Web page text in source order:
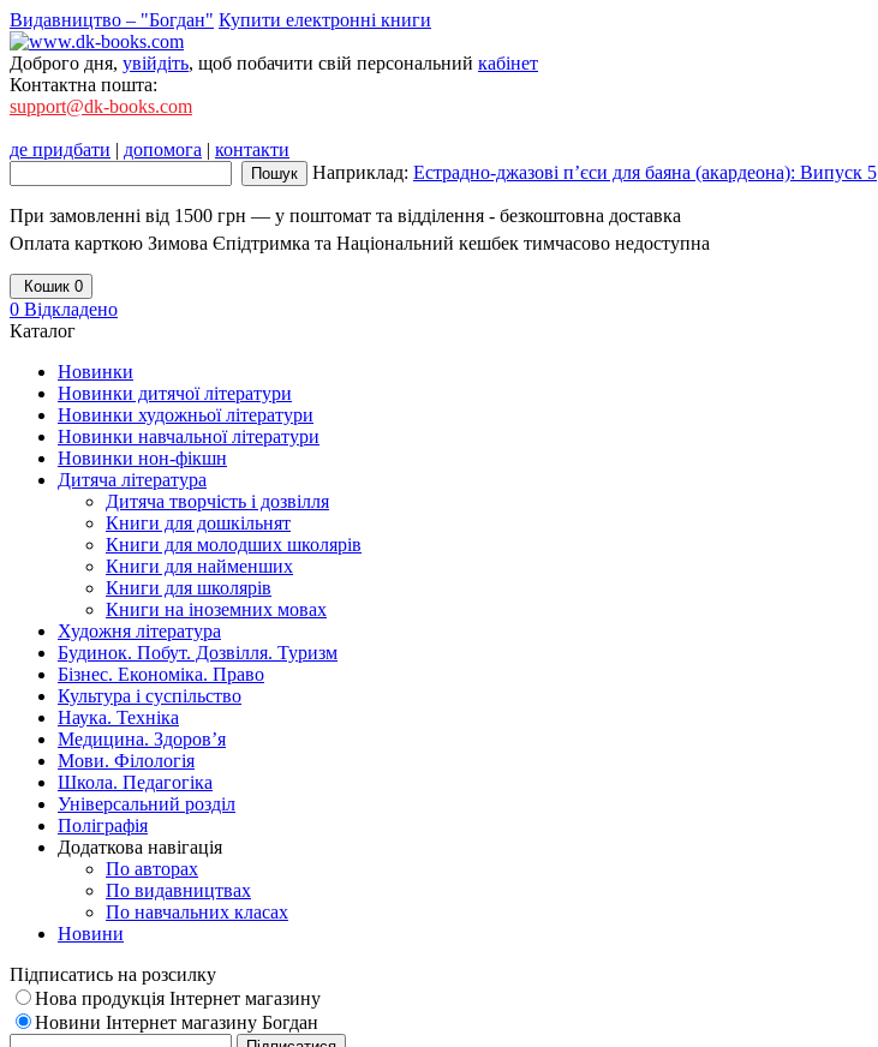
Видавництво – "Богдан" Купити електронні книги
Доброго дня, увійдіть, щоб побачити свій персональний кабінет
Контактна пошта:
support@dk-books.com
де придбати | допомога | контакти
Наприклад: Естрадно-джазові п’єси для баяна (акардеона): Випуск 5
При замовленні від 1500 грн — у поштомат та відділення - безкоштовна доставка
Оплата карткою Зимова Єпідтримка та Національний кешбек тимчасово недоступна
Кошик 0
0 Відкладено
Каталог
Новинки
Новинки дитячої літератури
Новинки художньої літератури
Новинки навчальної літератури
Новинки нон-фікшн
Дитяча література
Дитяча творчість і дозвілля
Книги для дошкільнят
Книги для молодших школярів
Книги для найменших
Книги для школярів
Книги на іноземних мовах
Художня література
Будинок. Побут. Дозвілля. Туризм
Бізнес. Економіка. Право
Культура і суспільство
Наука. Техніка
Медицина. Здоров’я
Мови. Філологія
Школа. Педагогіка
Універсальний розділ
Поліграфія
Додаткова навігація
По авторах
По видавництвах
По навчальних класах
Новини
Підписатись на розсилку
Нова продукція Інтернет магазину
Новини Інтернет магазину Богдан